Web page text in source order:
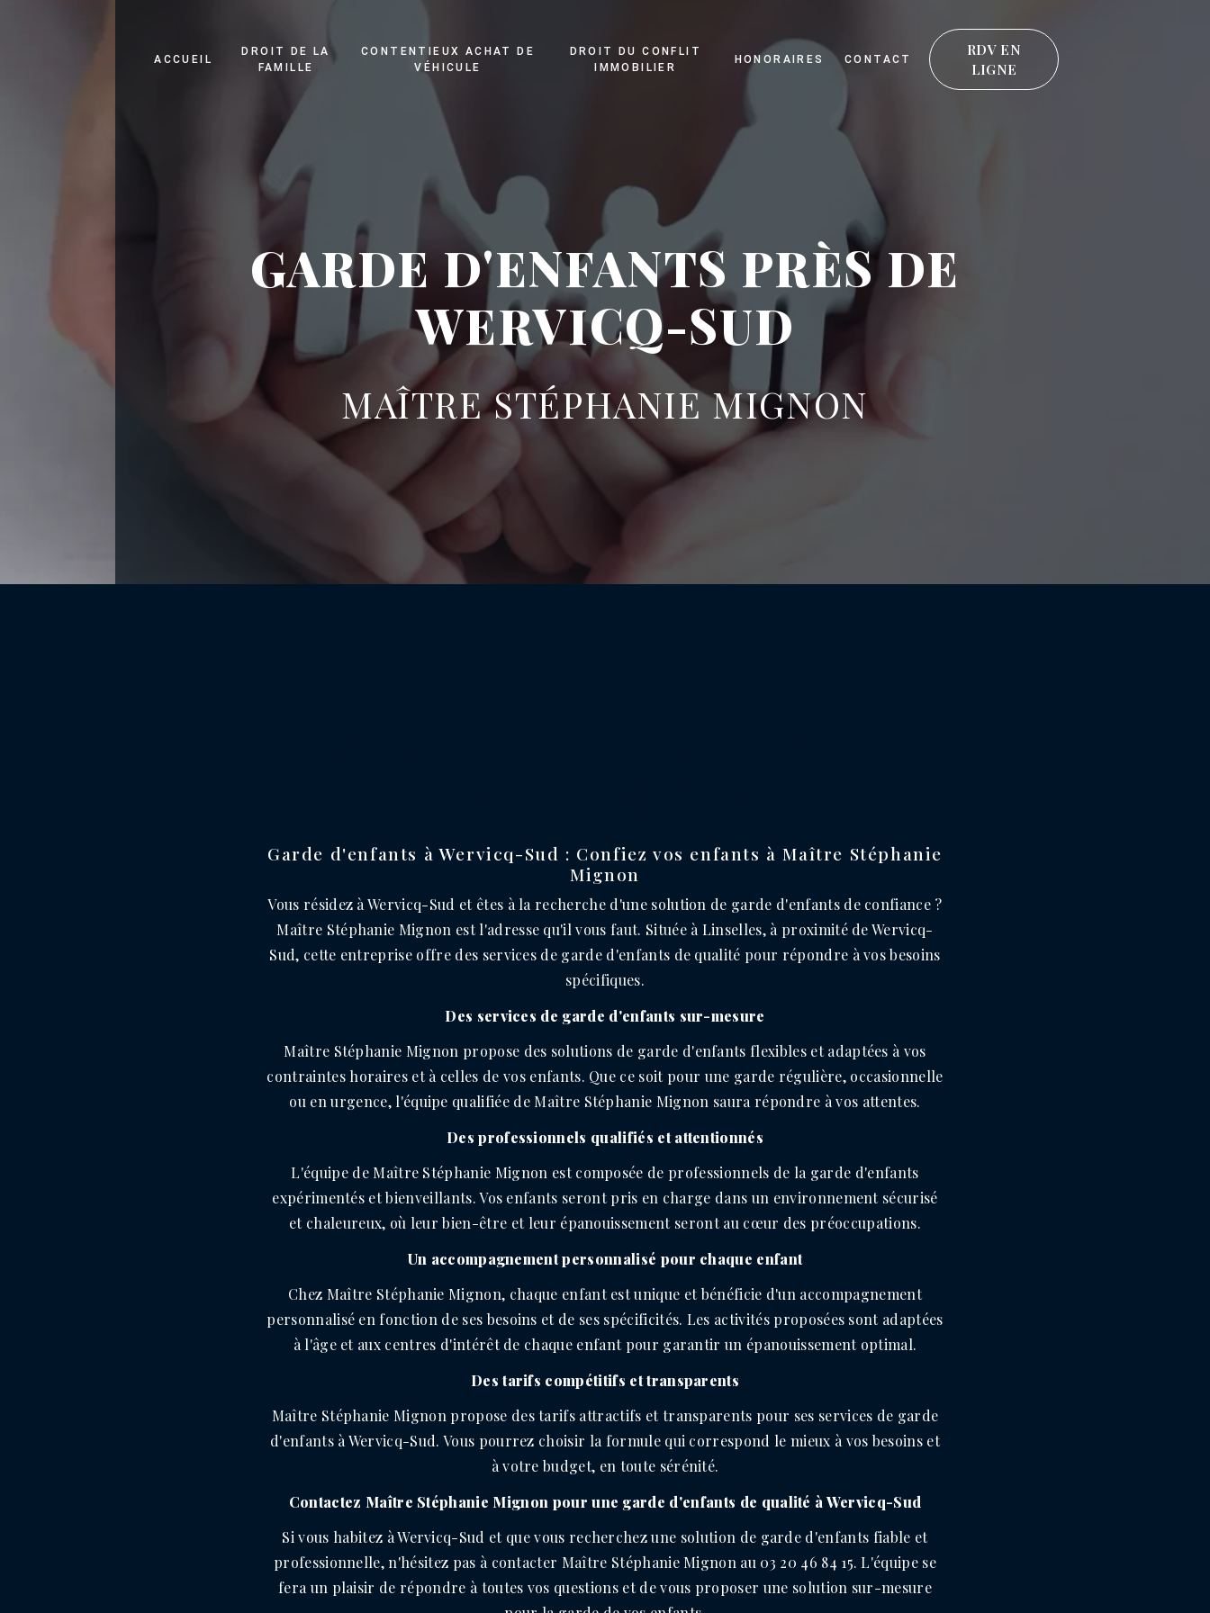
ACCUEIL
DROIT DE LA
FAMILLE
CONTENTIEUX ACHAT DE
VÉHICULE
DROIT DU CONFLIT
IMMOBILIER
HONORAIRES CONTACT
RDV EN
LIGNE
GARDE D'ENFANTS PRÈS DE
WERVICQ-SUD
MAÎTRE STÉPHANIE MIGNON
Garde d'enfants à Wervicq-Sud : Confiez vos enfants à Maître Stéphanie
Mignon
Vous résidez à Wervicq-Sud et êtes à la recherche d'une solution de garde d'enfants de confiance ?
Maître Stéphanie Mignon est l'adresse qu'il vous faut. Située à Linselles, à proximité de Wervicq-
Sud, cette entreprise offre des services de garde d'enfants de qualité pour répondre à vos besoins
spécifiques.
Des services de garde d'enfants sur-mesure
Maître Stéphanie Mignon propose des solutions de garde d'enfants flexibles et adaptées à vos
contraintes horaires et à celles de vos enfants. Que ce soit pour une garde régulière, occasionnelle
ou en urgence, l'équipe qualifiée de Maître Stéphanie Mignon saura répondre à vos attentes.
Des professionnels qualifiés et attentionnés
L'équipe de Maître Stéphanie Mignon est composée de professionnels de la garde d'enfants
expérimentés et bienveillants. Vos enfants seront pris en charge dans un environnement sécurisé
et chaleureux, où leur bien-être et leur épanouissement seront au cœur des préoccupations.
Un accompagnement personnalisé pour chaque enfant
Chez Maître Stéphanie Mignon, chaque enfant est unique et bénéficie d'un accompagnement
personnalisé en fonction de ses besoins et de ses spécificités. Les activités proposées sont adaptées
à l'âge et aux centres d'intérêt de chaque enfant pour garantir un épanouissement optimal.
Des tarifs compétitifs et transparents
Maître Stéphanie Mignon propose des tarifs attractifs et transparents pour ses services de garde
d'enfants à Wervicq-Sud. Vous pourrez choisir la formule qui correspond le mieux à vos besoins et
à votre budget, en toute sérénité.
Contactez Maître Stéphanie Mignon pour une garde d'enfants de qualité à Wervicq-Sud
Si vous habitez à Wervicq-Sud et que vous recherchez une solution de garde d'enfants fiable et
professionnelle, n'hésitez pas à contacter Maître Stéphanie Mignon au 03 20 46 84 15. L'équipe se
fera un plaisir de répondre à toutes vos questions et de vous proposer une solution sur-mesure